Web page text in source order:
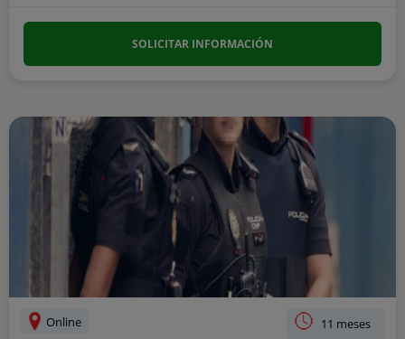
SOLICITAR INFORMACIÓN
Online 11 meses